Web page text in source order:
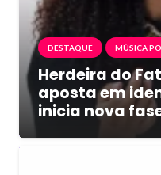
DESTAQUE MÚSICA
Herdeira do
aposta em
inicia nova